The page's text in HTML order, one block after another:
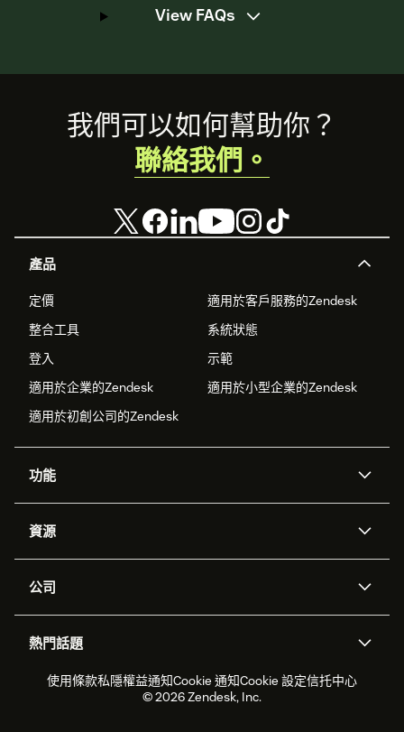
View FAQs
Footer
產品
定價
適用於客戶服務的Zendesk
整合工具
系統狀態
登入
示範
適用於企業的Zendesk
適用於小型企業的Zendesk
適用於初創公司的Zendesk
功能
Zendesk人工智能
工單處理
即時交談
客戶入口網站
資源
應用程式介面和開發者
客戶案例
合作夥伴
專業服務
公司
職位空缺
可持續發展報告
Zendesk基金會
熱門話題
2026年客戶體驗趨勢
產品最新消息
客戶服務中心工單處理軟件
我們可以如何幫助你？
聯絡我們。
使用條款私隱權益通知Cookie 通知Cookie 設定信托中心
© 2026 Zendesk, Inc.